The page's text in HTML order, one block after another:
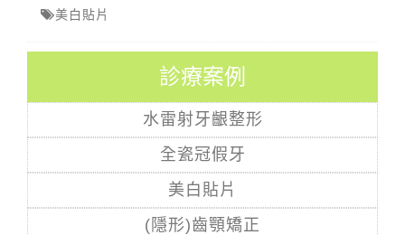
美白貼片
診療案例
水雷射牙齦整形
全瓷冠假牙
美白貼片
(隱形)齒顎矯正